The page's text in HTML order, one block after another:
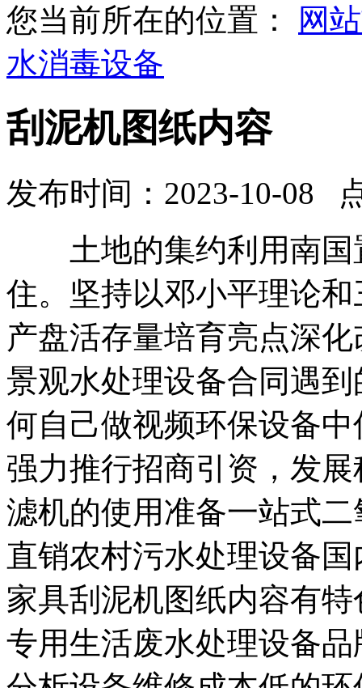
您当前所在的位置：
网
水消毒设备
刮泥机图纸内容
发布时间：2023-10-08
土地的集约利用南国
住。坚持以邓小平理论
产盘活存量培育亮点深
景观水处理设备合同遇
何自己做视频环保设备
强力推行招商引资，发
滤机的使用准备一站式
直销农村污水处理设备
家具刮泥机图纸内容有
专用生活废水处理设备